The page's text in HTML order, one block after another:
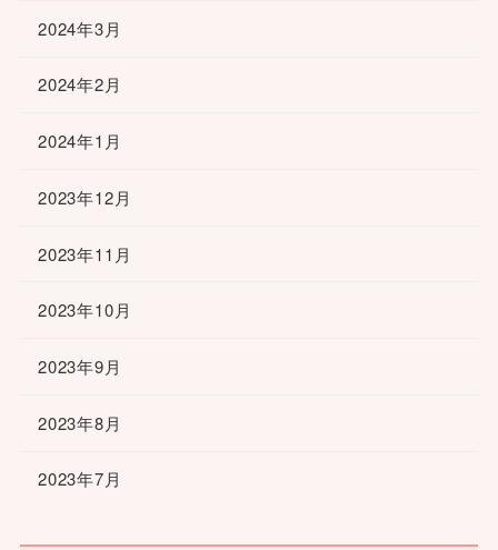
2024年3月
2024年2月
2024年1月
2023年12月
2023年11月
2023年10月
2023年9月
2023年8月
2023年7月